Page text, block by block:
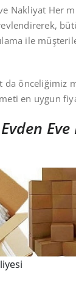
Nakliyat Her
ile
da önceliğimiz
en uygun